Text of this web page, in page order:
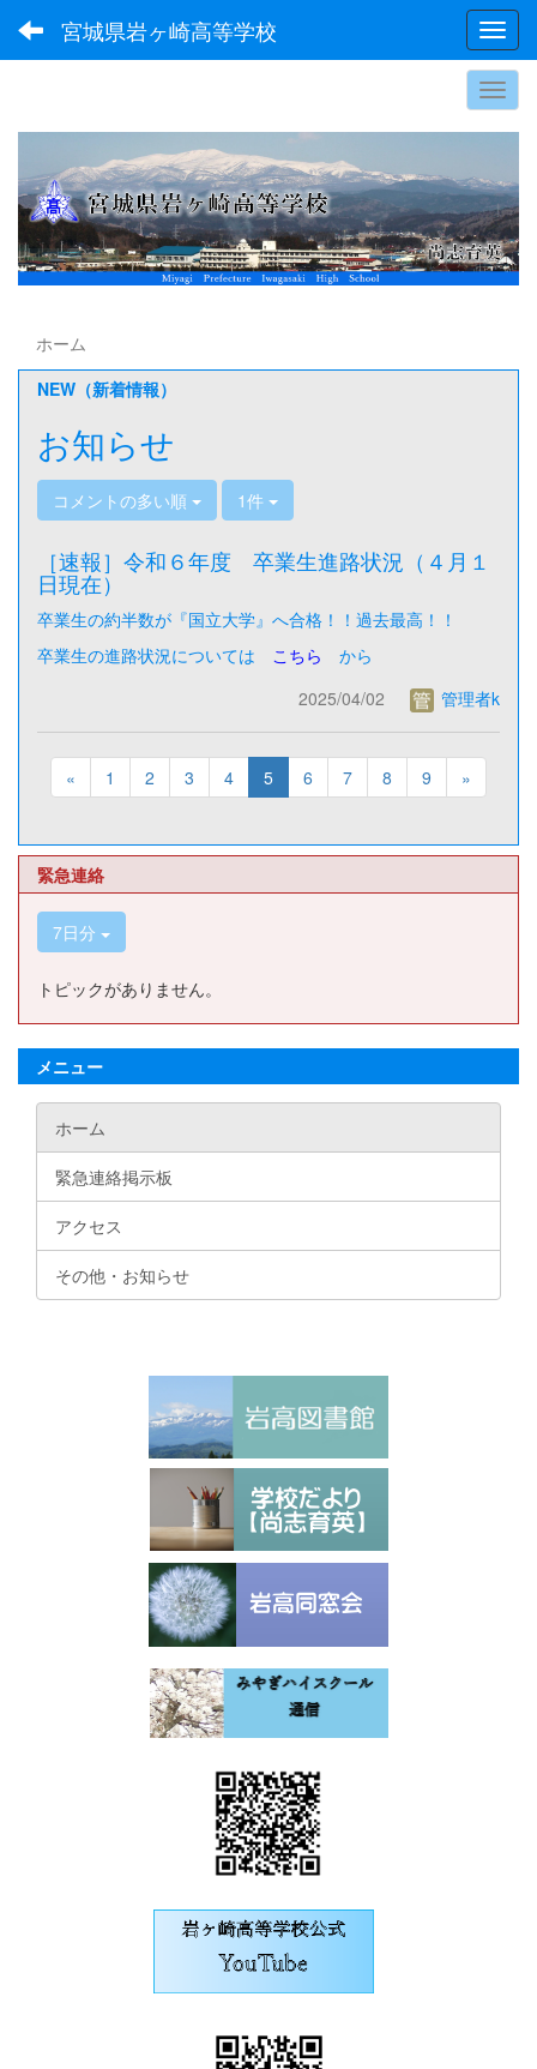
宮城県岩ヶ崎高等学校
ホーム
NEW（新着情報）
お知らせ
コメントの多い順 1件
［速報］令和６年度 卒業生進路状況（４月１
日現在）
卒業生の約半数が『国立大学』へ合格！！過去最高！！
卒業生の進路状況については こちら から
2025/04/02
管理者k
« 1 2 3 4 5 6 7 8 9 »
緊急連絡
7日分
トピックがありません。
メニュー
ホーム
緊急連絡掲示板
アクセス
その他・お知らせ